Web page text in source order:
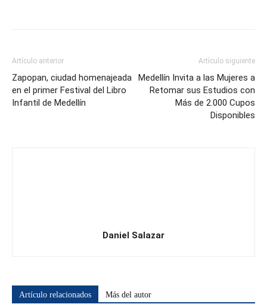
Artículo anterior
Zapopan, ciudad homenajeada
en el primer Festival del Libro
Infantil de Medellín
Artículo siguiente
Medellín Invita a las Mujeres a
Retomar sus Estudios con
Más de 2.000 Cupos
Disponibles
Daniel Salazar
Artículo relacionados Más del autor